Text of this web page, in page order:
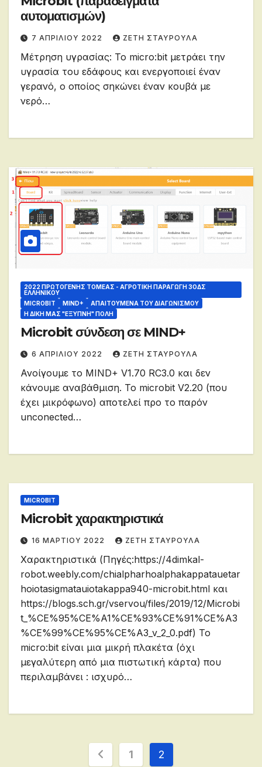
αυτοματισμών)
7 ΑΠΡΙΛΊΟΥ 2022 ΖΕΤΗ ΣΤΑΥΡΟΥΛΑ
Μέτρηση υγρασίας: Το micro:bit μετράει την
υγρασία του εδάφους και ενεργοποιεί έναν
γερανό, ο οποίος σηκώνει έναν κουβά με
νερό…
2022 ΠΡΩΤΟΓΕΝΉΣ ΤΟΜΈΑΣ - ΑΓΡΟΤΙΚΉ ΠΑΡΑΓΩΓΉ 3OΔΣ
ΕΛΛΗΝΙΚΟΎ
MICROBIT
MIND+
ΑΠΑΙΤΟΎΜΕΝΑ ΤΟΥ ΔΙΑΓΩΝΙΣΜΟΎ
Η ΔΙΚΗ ΜΑΣ "ΕΞΥΠΝΗ" ΠΟΛΗ
Microbit σύνδεση σε MIND+
6 ΑΠΡΙΛΊΟΥ 2022 ΖΕΤΗ ΣΤΑΥΡΟΥΛΑ
Ανοίγουμε το MIND+ V1.70 RC3.0 και δεν
κάνουμε αναβάθμιση. Το microbit V2.20 (που
έχει μικρόφωνο) αποτελεί προ το παρόν
unconected…
MICROBIT
Microbit χαρακτηριστικά
16 ΜΑΡΤΊΟΥ 2022 ΖΕΤΗ ΣΤΑΥΡΟΥΛΑ
Χαρακτηριστικά (Πηγές:https://4dimkal-
robot.weebly.com/chialpharhoalphakappatauetar
hoiotasigmatauiotakappa940-microbit.html και
https://blogs.sch.gr/vservou/files/2019/12/Microbi
t_%CE%95%CE%A1%CE%93%CE%91%CE%A3
%CE%99%CE%95%CE%A3_v_2_0.pdf) Το
micro:bit είναι μια μικρή πλακέτα (όχι
μεγαλύτερη από μια πιστωτική κάρτα) που
περιλαμβάνει : ισχυρό…
Σελιδοποίηση
1 2